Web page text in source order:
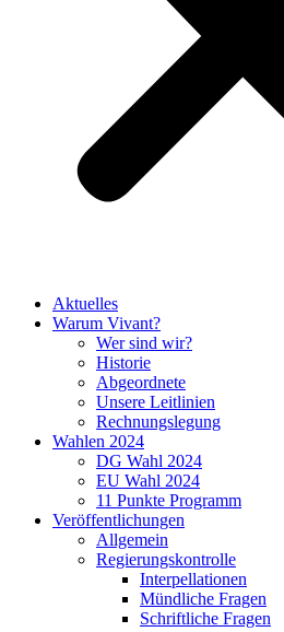
Aktuelles
Warum Vivant?
Wer sind wir?
Historie
Abgeordnete
Unsere Leitlinien
Rechnungslegung
Wahlen 2024
DG Wahl 2024
EU Wahl 2024
11 Punkte Programm
Veröffentlichungen
Allgemein
Regierungskontrolle
Interpellationen
Mündliche Fragen
Schriftliche Fragen